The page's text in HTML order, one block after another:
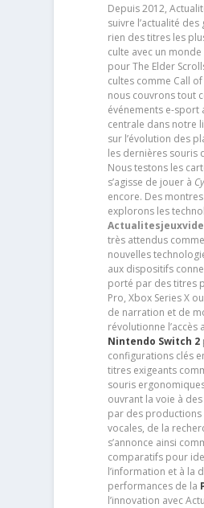
Depuis 2012,
suivre l’actualité
rien des titres les
culte avec un
pour The Elder
cultes comme Call
nous couvrons tout
événements e-sport
centrale dans notre
sur l’évolution des
les dernières souris
Nous testons les
s’agisse de jouer à
encore. Des
explorons les
très attendus
nouvelles
aux dispositifs
porté par des titres
Pro, Xbox Series X
de narration et de
révolutionne
Nintendo Switch 2
configurations clés
titres exigeants
souris
ouvrant la voie à
par des productions
vocales, de la
s’annonce ainsi
comparatifs pour
l’information et à la
performances de la
l’innovation avec